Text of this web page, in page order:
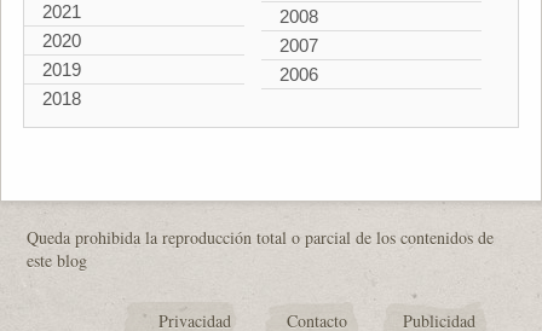
2021
2020
2019
2018
2008
2007
2006
Queda prohibida la reproducción total o parcial de los contenidos de
este blog
Privacidad Contacto Publicidad